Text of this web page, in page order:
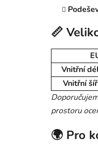
📏
Vnitřní
Vnitřní
prostoru
🌍 Pro